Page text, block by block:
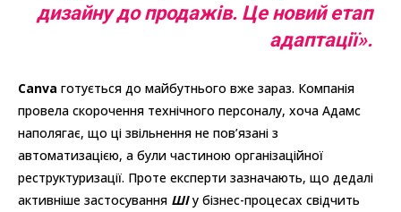
дизайну до продажів. Це новий етап
адаптації».
Canva готується до майбутнього вже зараз. Компанія
провела скорочення технічного персоналу, хоча Адамс
наполягає, що ці звільнення не пов’язані з
автоматизацією, а були частиною організаційної
реструктуризації. Проте експерти зазначають, що дедалі
активніше застосування ШІу бізнес-процесах свідчить